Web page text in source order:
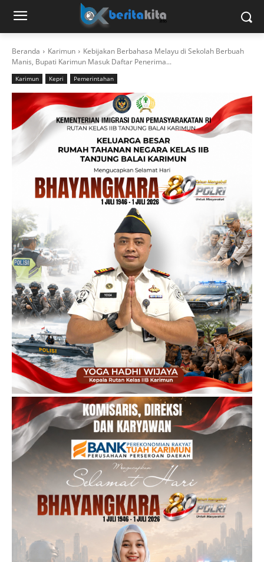
Beranda Karimun
Kebijakan Berbahasa Melayu di Sekolah Berbuah
Manis, Bupati Karimun Masuk Daftar Penerima...
Karimun Kepri Pemerintahan